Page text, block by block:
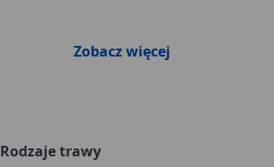
Zobacz więcej
Rodzaje trawy